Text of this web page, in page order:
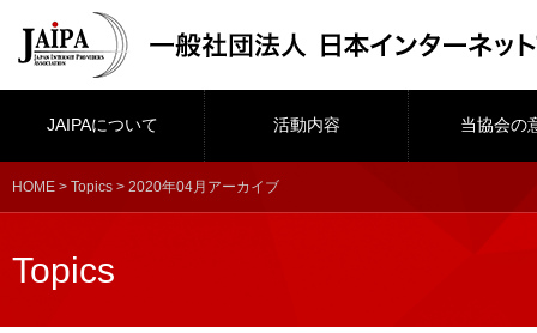
JAIPAについて 活動内容 当協会の
HOME > Topics > 2020年04月アーカイブ
Topics